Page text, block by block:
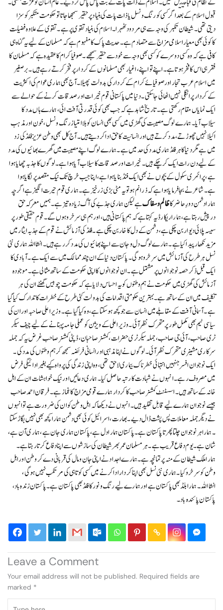
قبول اسلام کے بعد اگر کسی کو رنگ و نسل یا ذات پات کی بنیاد پر حقیر سمجھا جاتا تو حکومت متکبر کو سزا
دیتی تھی ۔ شیطان تکبر کی وجہ سے ہی مردود ٹھہرا ۔ اسلام کی بنیا د تقوی پر ہے ۔ تقوی کے علاوہ فضلیت
کا کوئی بھی معیار اسلامی مزاج سے متصادم ہے ۔ حدیث پاک کا مفہوم ہے کہ مسلمان کے لیے یہ گناہ ہی
کافی ہے کہ وہ کسی دوسرے کو کسی بھی وجہ سے خود سے حقیر سمجھے ۔ صوفیا کرام کا عقیدہ ہے کہ مسلمان کا
فقر ہی اس کا فخر ہوتا ہے ۔ اپنے تو اپنے ، اغیار بھی مسلمانوں کے کردار پر فخر کرتے رہے ہیں ۔ برصغیر
میں اسلام عرب تجار اور صوفیائے کرام کے کردار کی بدولت پھیلا ۔ آج بھی ہماری عوام کی اکثریت
کے کردار پر انگلی نہیں اٹھائی جا سکتی ۔ دنیا میں پاکستانی قوم خیرات اور صدقات کرنے کے حوالے سے
ایک نمایاں مقام رکھتی ہے ۔ تاریخ شاہد ہے کہ جب بھی کوئی قدرتی آفت ائی ، ہمارے ہاں مدد کا
سیلاب آیا ۔ ہمارے لوگ مصیبت کی گھڑی میں کسی بھی انسان کو بلا امتیاز رنگ و نسل ، خون اور مذہب
اکیلا نہیں چھوڑتے ، مدد کرتے ہیں اور انسانیت کا حق ادا کر دیتے ہیں۔ آج کل بھی وطن عزیز فلڈ کی زد
میں ہے مگر دنیا کا ہر فلڈ ہماری مدد کی حد میں ہے ۔ ہمارے لوگ اپنےمصیبت میں گھرے بھائیوں کی مدد
کے لیے دن رات ایک کر چکے ہیں ۔ خیرات اور صد قات کا سیلا ب آیا ہوا ہے ۔ لوگوں کا جذبہ چھایا ہوا
ہے ، پرائمری سکول کے بچوں نے بھی ایک فنڈ بنایا ہوا ہے ، اپنا جیب خرچ تک نیک مقصد پر لگایا ہوا
ہے۔ شاعر نے بجا فرمایا ہوا ہے کہ ذرا نم ہو تو یہ مٹی بڑی زرخیز ہے ۔ ہماری قوم حیرت انگیز ہےاگرچہ
ہمارا دشمن دورِ حاضر کاظالم و سفاکہے لیکن ہماری جذبے کی آگ زیادہ تیز ہے۔ ہمیں معرکہ حق
درپیش رہتا ہے ، ہمارا ریکارڈ یہ کہتا ہے کہ ہم پاکستانی ہیں، اور ہم ہی سرخرو ہوں گے۔ قوم حقیقی طور پر
سیسہ پلائی دیوار بن چکی ہے ، دشمن کے دل کا خار بن چکی ہے ۔ فلڈ کی آزمائش نے قوم کے جذبہ ایثار میں
مزید نکھار پیدا کیا ہے ۔ ہمارے لوگ دل و جان سے اپنے بھائیوں کی مدد کر رہے ہیں ۔ انشااللہ ہماری نئی
نسل ہر طرح کی آزمائش میں سر خرو ہو گی ۔ پاکستان دنیا کے ان چند ممالک میں سے ایک ہے ۔ آبادی کا
ایک قبل ذکر حصہ نوجوانوں پر مشتمل ہے ۔ ان نوجوانوں کا اپنی حکومت کے ساتھ مثالی ہے ۔ موجودہ
آزمائش کی گھڑی میں حکومت نے ہم وطنوں کو یہ احساس دلایا ہے کہ حکومت چوبیس گھنٹے ان کی ہر
تکلیف میں ان کے ساتھ ہے ۔ بہترین حکومتی اقدامات کی بدولت کئی طرح کے خطرات کا تدارک کیا گیا
ہے ۔ آسمانی آفت کے مقابلے میں انسان سے جو کچھ ہو سکتا ہے ، وہ کیا گیا ہے ۔ وزیر اعلی صاحبہ اور ان کی
سیاسی ٹیم بھی مکمل طور پر متحرک نظر آئی ۔ وزیر اعلی کے ویژن کو عملی جامہ پہنانے کے لیے چیف سیکر
ٹری صاحب ، آئی جی صاحب ، جملہ سیکرٹری حضرات ، کمشنر صاحبان ، ڈپٹی کمشنر صاحب غرض یہ کہ جملہ
سرکاری مشینری متحرک نظر آئی ۔ لوگوں نے اپنا مذہبی اور انسانی فریضہ سمجھ کر ہم وطنوں کی مدد کی ۔
ایک نوجوان افسر جنہیں انتہائی خطرناک بیماری لاحق تھی ، وہ اپنی زندگی کی پرواہ کیے بغیر ادائیگی فرض
میں مصروف رہے ۔ انہوں نے شہادت کا رتبہ حاصل کیا ۔ ہماری دعائیں اور نیک خواہشات ان کے اہل
خانہ کے ساتھ ہیں ۔ اسسٹنٹ کمشنر صاحب کا کردار ہمارے قومی مزاج کا غماز ہے ۔ فرقان احمد صاحب
جیسے نوجوان ہمارے لیے قابل تقلید ہیں ۔ انہوں نے دیکھا کہ اہل وطن کو ان کی ضرورت ہے تو انہوں
نے دیگر جملہ معاملات پس پشت ڈال دیے ۔ بھارت ، اسرائیل کوئی بھی دشمن ہمارا کچھ بھی نہیں بگاڑ سکتا
۔ ہمارا ہر نوجوان چلتا پھرتا پاکستان ہے ۔ پاکستان ہمارا دل ہے، پاکستان ہماری جان ہے ، ہماری آن ہے ،
شان ہے۔ یوم دفاع قریب ہے ۔ ہر مسلمان عمر بھر شیطان کی سازشوں سے اپنا دفاع کرتا رہتا ہے ۔
ہمارا ملک شیطان کے منہ پر تمانچہ ہے۔ہمارے اجداد نے اپنی جان و مال کی قربانی دے کر وطن اور اہل
وطن کو سر خرو کیا ۔ہماری نئی نسل بھی اپنا کردار ادا کرنے میں کسی کوتاہی کی مرتکب نہیں ہو گی ،
انشااللہ ۔ ہمار ا بلڈ بھی پاکستان ہے اور ہمارے لیے رنگ و نور کا فلڈ بھی پاکستان ہے ۔ پاکستان زندہ باد،
پاکستان پائندہ باد۔
Leave a Comment
Your email address will not be published. Required fields are
marked *